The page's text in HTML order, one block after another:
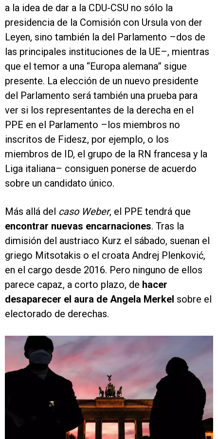
a la idea de dar a la CDU-CSU no sólo la
presidencia de la Comisión con Ursula von der
Leyen, sino también la del Parlamento –dos de
las principales instituciones de la UE–, mientras
que el temor a una “Europa alemana” sigue
presente. La elección de un nuevo presidente
del Parlamento será también una prueba para
ver si los representantes de la derecha en el
PPE en el Parlamento –los miembros no
inscritos de Fidesz, por ejemplo, o los
miembros de ID, el grupo de la RN francesa y la
Liga italiana– consiguen ponerse de acuerdo
sobre un candidato único.
Más allá del caso Weber, el PPE tendrá que
encontrar nuevas encarnaciones. Tras la
dimisión del austriaco Kurz el sábado, suenan el
griego Mitsotakis o el croata Andrej Plenković,
en el cargo desde 2016. Pero ninguno de ellos
parece capaz, a corto plazo, de hacer
desaparecer el aura de Angela Merkel sobre el
electorado de derechas.